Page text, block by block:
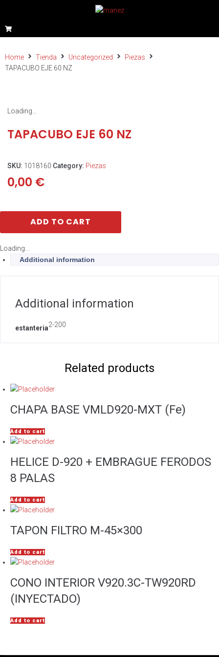
Home Tienda Uncategorized
Piezas
TAPACUBO EJE 60 NZ
Loading...
TAPACUBO EJE 60 NZ
SKU: 1018160 Category: Piezas
0,00 €
ADD TO CART
Loading...
Additional information
Additional information
estanteria2-200
Related products
CHAPA BASE VMLD920-MXT (Fe)
Add to cart
HELICE D-920 + EMBRAGUE FERODOS
8 PALAS
Add to cart
TAPON FILTRO M-45×300
Add to cart
CONO INTERIOR V920.3C-TW920RD
(INYECTADO)
Add to cart